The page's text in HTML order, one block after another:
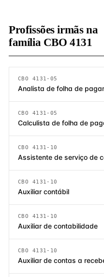
Profissões irmãs na
família CBO 4131
CBO 4131-05
Analista de folha de
CBO 4131-05
Calculista de folha de
CBO 4131-10
Assistente de serviço de
CBO 4131-10
Auxiliar contábil
CBO 4131-10
Auxiliar de contabilidade
CBO 4131-10
Auxiliar de contas a